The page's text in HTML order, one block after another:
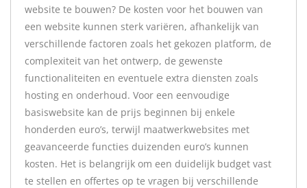
website te bouwen? De kosten voor het bouwen van
een website kunnen sterk variëren, afhankelijk van
verschillende factoren zoals het gekozen platform, de
complexiteit van het ontwerp, de gewenste
functionaliteiten en eventuele extra diensten zoals
hosting en onderhoud. Voor een eenvoudige
basiswebsite kan de prijs beginnen bij enkele
honderden euro’s, terwijl maatwerkwebsites met
geavanceerde functies duizenden euro’s kunnen
kosten. Het is belangrijk om een duidelijk budget vast
te stellen en offertes op te vragen bij verschillende